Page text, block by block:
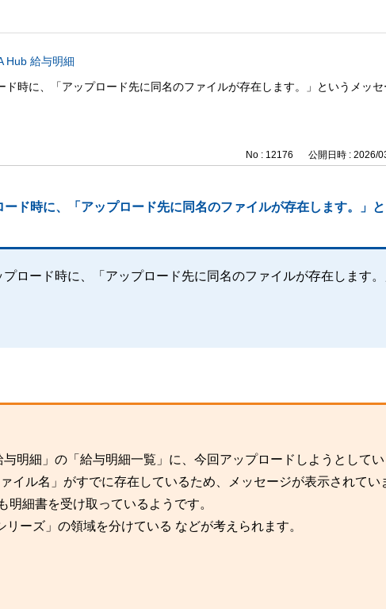
Hub 給与明細
ド時に、「アップロード先に同名のファイルが存在します。」というメッ
No : 12176 公開日時 : 2026/
ド時に、「アップロード先に同名のファイルが存在します。」
プロード時に、「アップロード先に同名のファイルが存在します
明細」の「給与明細一覧」に、今回アップロードしようとして
イル名」がすでに存在しているため、メッセージが表示されてい
細書を受け取っているようです。
リーズ」の領域を分けている などが考えられます。